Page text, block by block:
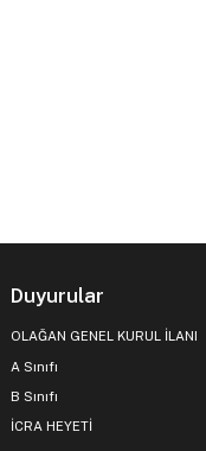
Duyurular
OLAĞAN GENEL KURUL İLANI
A Sınıfı
B Sınıfı
İCRA HEYETİ